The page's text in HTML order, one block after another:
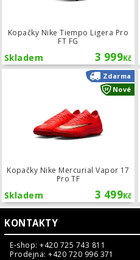
Kopačky Nike Tiempo Ligera Pro
FT FG
3 999Kč
Skladem
Kopačky Nike Mercurial Vapor 17
Pro TF
3 499Kč
Skladem
Zdarma
Nové
KONTAKTY
E-shop: +420 725 743 811
Prodejna: +420 720 996 371